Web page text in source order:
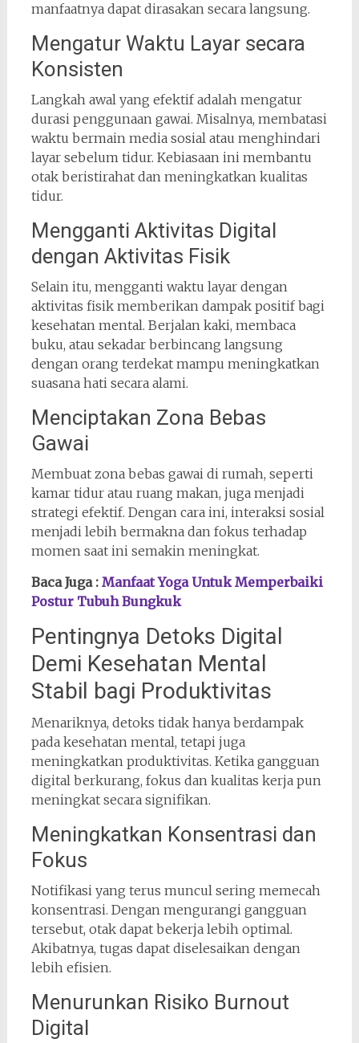
manfaatnya dapat dirasakan secara langsung.
Mengatur Waktu Layar secara
Konsisten
Langkah awal yang efektif adalah mengatur
durasi penggunaan gawai. Misalnya, membatasi
waktu bermain media sosial atau menghindari
layar sebelum tidur. Kebiasaan ini membantu
otak beristirahat dan meningkatkan kualitas
tidur.
Mengganti Aktivitas Digital
dengan Aktivitas Fisik
Selain itu, mengganti waktu layar dengan
aktivitas fisik memberikan dampak positif bagi
kesehatan mental. Berjalan kaki, membaca
buku, atau sekadar berbincang langsung
dengan orang terdekat mampu meningkatkan
suasana hati secara alami.
Menciptakan Zona Bebas
Gawai
Membuat zona bebas gawai di rumah, seperti
kamar tidur atau ruang makan, juga menjadi
strategi efektif. Dengan cara ini, interaksi sosial
menjadi lebih bermakna dan fokus terhadap
momen saat ini semakin meningkat.
Baca Juga : Manfaat Yoga Untuk Memperbaiki
Postur Tubuh Bungkuk
Pentingnya Detoks Digital
Demi Kesehatan Mental
Stabil bagi Produktivitas
Menariknya, detoks tidak hanya berdampak
pada kesehatan mental, tetapi juga
meningkatkan produktivitas. Ketika gangguan
digital berkurang, fokus dan kualitas kerja pun
meningkat secara signifikan.
Meningkatkan Konsentrasi dan
Fokus
Notifikasi yang terus muncul sering memecah
konsentrasi. Dengan mengurangi gangguan
tersebut, otak dapat bekerja lebih optimal.
Akibatnya, tugas dapat diselesaikan dengan
lebih efisien.
Menurunkan Risiko Burnout
Digital